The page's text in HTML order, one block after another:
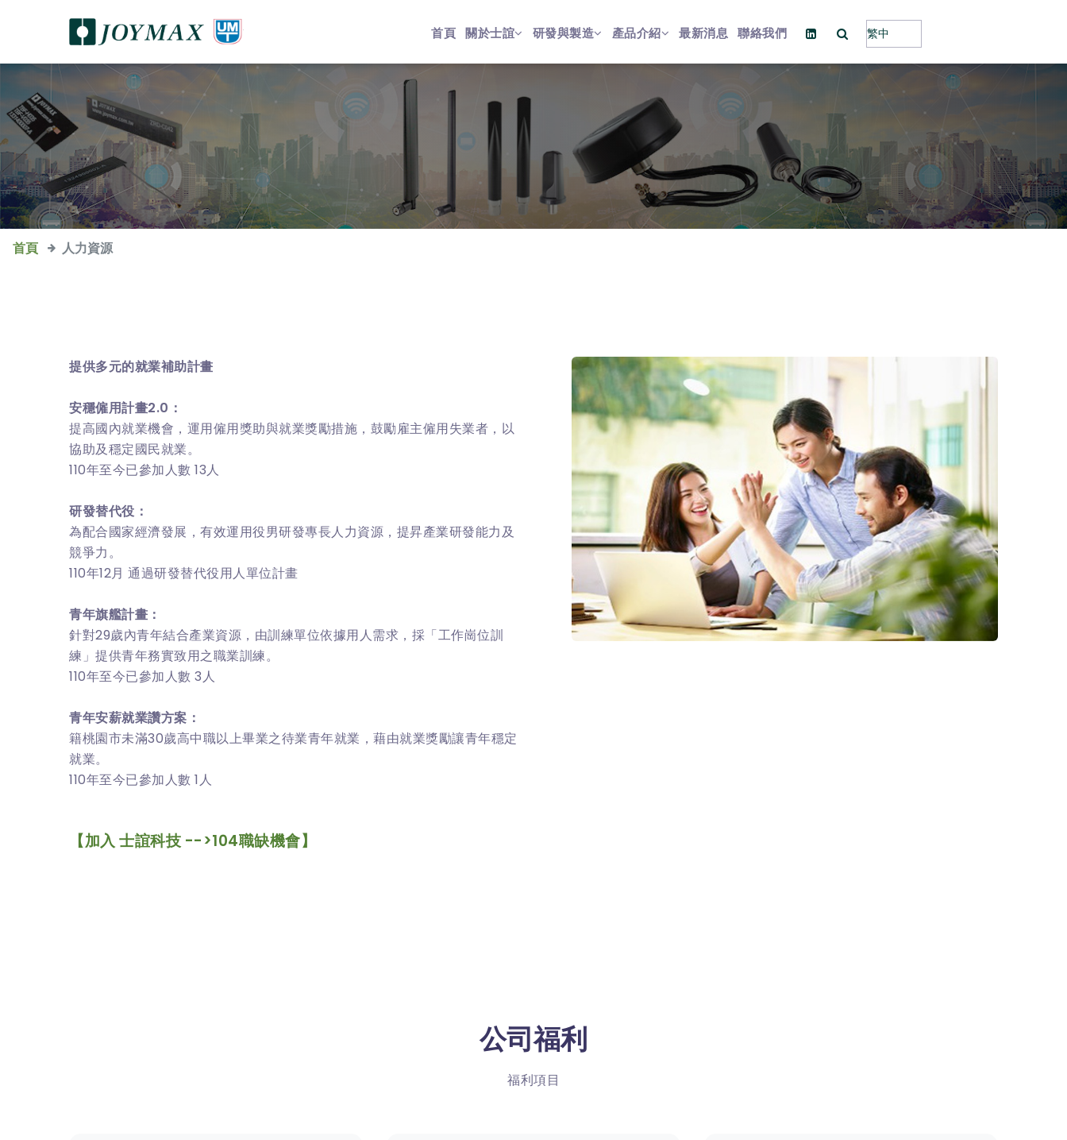
首頁 關於士誼 研發與製造 產品介紹 最新消息 聯絡我們
首頁 人力資源
提供多元的就業補助計畫
安穩僱用計畫2.0：
提高國內就業機會，運用僱用獎助與就業獎勵措施，鼓勵雇主僱用失業者，以
協助及穩定國民就業。
110年至今已參加人數 13人
研發替代役：
為配合國家經濟發展，有效運用役男研發專長人力資源，提昇產業研發能力及
競爭力。
110年12月 通過研發替代役用人單位計畫
青年旗艦計畫：
針對29歲內青年結合產業資源，由訓練單位依據用人需求，採「工作崗位訓
練」提供青年務實致用之職業訓練。
110年至今已參加人數 3人
青年安薪就業讚方案：
籍桃園市未滿30歲高中職以上畢業之待業青年就業，藉由就業獎勵讓青年穩定
就業。
110年至今已參加人數 1人
【加入 士誼科技 -->104職缺機會】
公司福利
福利項目